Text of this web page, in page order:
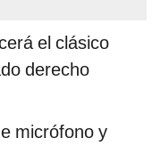
el clásico
derecho
micrófono y